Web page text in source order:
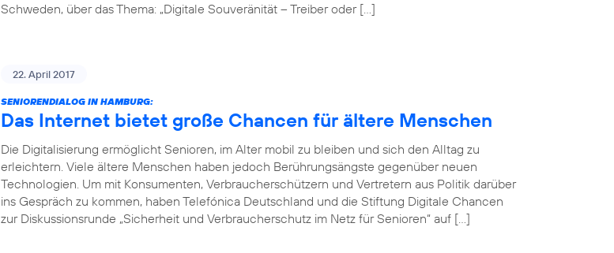
Schweden, über das Thema: „Digitale Souveränität – Treiber oder […]
22. April 2017
SENIORENDIALOG IN HAMBURG:
Das Internet bietet große Chancen für ältere Menschen
Die Digitalisierung ermöglicht Senioren, im Alter mobil zu bleiben und sich den Alltag zu
erleichtern. Viele ältere Menschen haben jedoch Berührungsängste gegenüber neuen
Technologien. Um mit Konsumenten, Verbraucherschützern und Vertretern aus Politik darüber
ins Gespräch zu kommen, haben Telefónica Deutschland und die Stiftung Digitale Chancen
zur Diskussionsrunde „Sicherheit und Verbraucherschutz im Netz für Senioren“ auf […]